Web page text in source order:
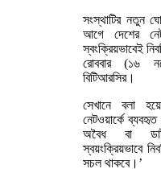
সংস্থাটির নতুন
আগে দেশের
স্বংক্রিয়ভাবেই
রোববার (১৬
বিটিআরসির।
সেখানে বলা
নেটওয়ার্কে
অবৈধ বা
স্বয়ংক্রিয়ভাবে
সচল থাকবে।’